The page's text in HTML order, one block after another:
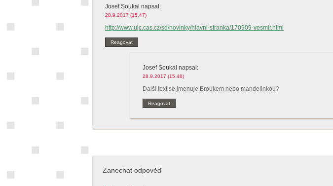
Josef Soukal napsal:
28.9.2017 (15.47)
http://www.ujc.cas.cz/sd/novinky/hlavni-stranka/170909-vesmir.html
Reagovat
Josef Soukal napsal:
28.9.2017 (15.48)
Další text se jmenuje Broukem nebo mandelinkou?
Reagovat
Zanechat odpověď